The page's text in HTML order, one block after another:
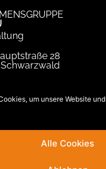
um unsere Website
Alle Cookies
28
bau.de